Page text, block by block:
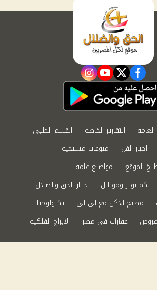
facebook
twitter
youtube
instagram
العامة التقارير الخاصة
القسم الطبي
اخبار الفن
منوعات مسيحية
الموقع
مواضيع عامة
كمبيوتر وموبايل
اخبار الحق والضلال
مطبخ الاكل مع لى لى
تكنولوجيا
عقارات في مصر
الابراج الفلكية